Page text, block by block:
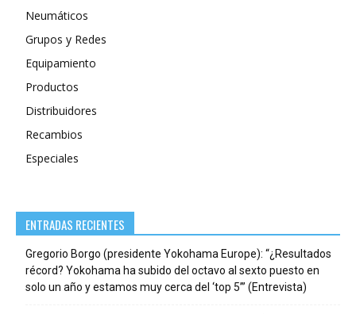
Neumáticos
Grupos y Redes
Equipamiento
Productos
Distribuidores
Recambios
Especiales
ENTRADAS RECIENTES
Gregorio Borgo (presidente Yokohama Europe): “¿Resultados
récord? Yokohama ha subido del octavo al sexto puesto en
solo un año y estamos muy cerca del ‘top 5’” (Entrevista)